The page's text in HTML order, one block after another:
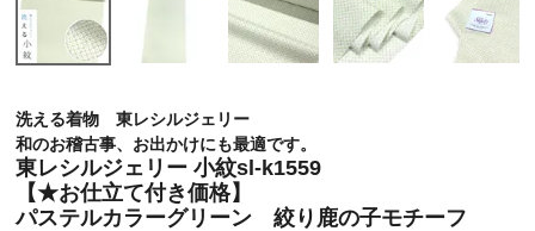
洗える着物 東レシルジェリー
和のお稽古事、お出かけにも最適です。
東レシルジェリー 小紋sl-k1559
【★お仕立て付き価格】
パステルカラーグリーン 絞り鹿の子モチーフ